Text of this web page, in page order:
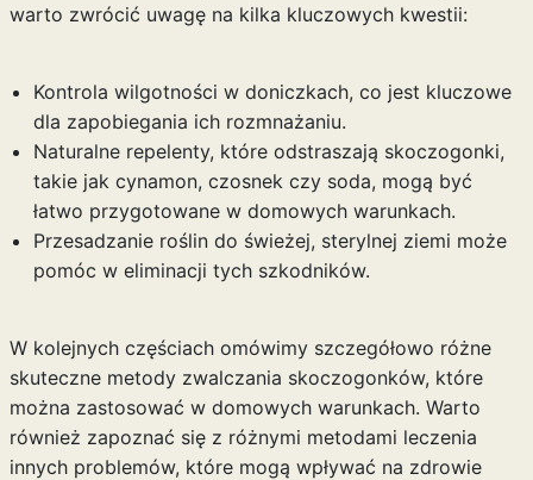
warto zwrócić uwagę na kilka kluczowych kwestii:
Kontrola wilgotności w doniczkach, co jest kluczowe
dla zapobiegania ich rozmnażaniu.
Naturalne repelenty, które odstraszają skoczogonki,
takie jak cynamon, czosnek czy soda, mogą być
łatwo przygotowane w domowych warunkach.
Przesadzanie roślin do świeżej, sterylnej ziemi może
pomóc w eliminacji tych szkodników.
W kolejnych częściach omówimy szczegółowo różne
skuteczne metody zwalczania skoczogonków, które
można zastosować w domowych warunkach. Warto
również zapoznać się z różnymi metodami leczenia
innych problemów, które mogą wpływać na zdrowie